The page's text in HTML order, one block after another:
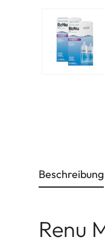
Beschreibung
Renu